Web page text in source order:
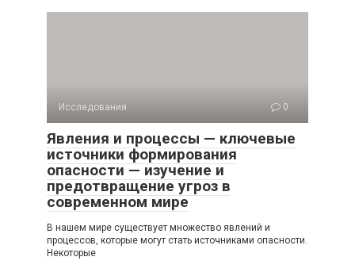
Исследования 0
Явления и процессы — ключевые
источники формирования
опасности — изучение и
предотвращение угроз в
современном мире
В нашем мире существует множество явлений и
процессов, которые могут стать источниками опасности.
Некоторые